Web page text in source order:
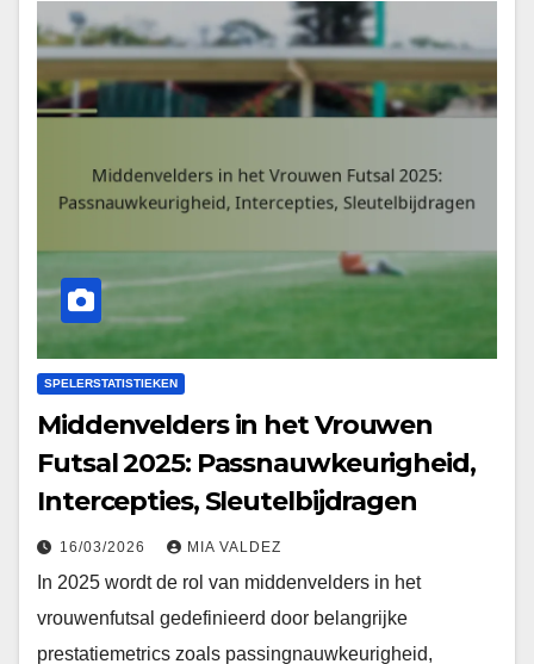
SPELERSTATISTIEKEN
Middenvelders in het Vrouwen
Futsal 2025: Passnauwkeurigheid,
Intercepties, Sleutelbijdragen
16/03/2026 MIA VALDEZ
In 2025 wordt de rol van middenvelders in het
vrouwenfutsal gedefinieerd door belangrijke
prestatiemetrics zoals passingnauwkeurigheid,